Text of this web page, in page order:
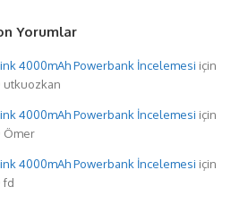
Yorumlar
4000mAh Powerbank İncelemesi için
utkuozkan
4000mAh Powerbank İncelemesi için
Ömer
4000mAh Powerbank İncelemesi için
fd